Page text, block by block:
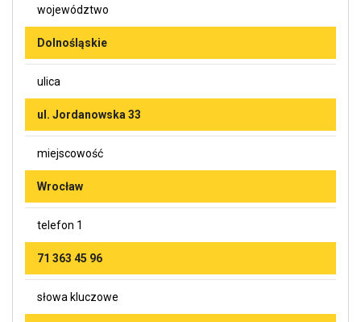
województwo
Dolnośląskie
ulica
ul. Jordanowska 33
miejscowość
Wrocław
telefon 1
71 363 45 96
słowa kluczowe